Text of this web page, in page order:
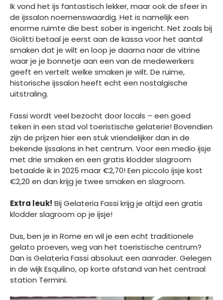
Ik vond het ijs fantastisch lekker, maar ook de sfeer in
de ijssalon noemenswaardig. Het is namelijk een
enorme ruimte die best sober is ingericht. Net zoals bij
Giolitti betaal je eerst aan de kassa voor het aantal
smaken dat je wilt en loop je daarna naar de vitrine
waar je je bonnetje aan een van de medewerkers
geeft en vertelt welke smaken je wilt. De ruime,
historische ijssalon heeft echt een nostalgische
uitstraling.
Fassi wordt veel bezocht door locals – een goed
teken in een stad vol toeristische gelaterie! Bovendien
zijn de prijzen hier een stuk vriendelijker dan in de
bekende ijssalons in het centrum. Voor een medio ijsje
met drie smaken en een gratis klodder slagroom
betaalde ik in 2025 maar €2,70! Een piccolo ijsje kost
€2,20 en dan krijg je twee smaken en slagroom.
Extra leuk! Bij Gelateria Fassi krijg je altijd een gratis
klodder slagroom op je ijsje!
Dus, ben je in Rome en wil je een echt traditionele
gelato proeven, weg van het toeristische centrum?
Dan is Gelateria Fassi absoluut een aanrader. Gelegen
in de wijk Esquilino, op korte afstand van het centraal
station Termini.